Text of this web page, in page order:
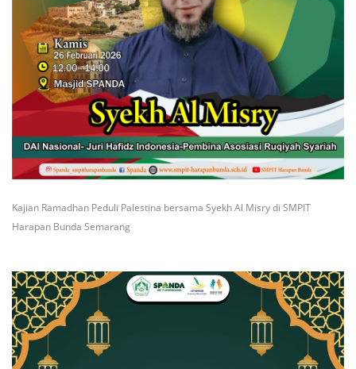
Kajian Ramadhan Peduli Palestina bersama Syekh Al Misry di SMPIT
Harapan Bunda Semarang